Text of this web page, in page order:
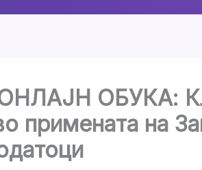
ОБУКА:
примената на